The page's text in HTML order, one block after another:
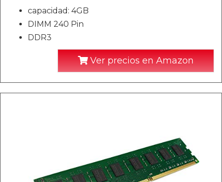
capacidad: 4GB
DIMM 240 Pin
DDR3
Ver precios en Amazon